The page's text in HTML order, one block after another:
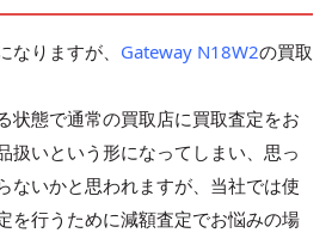
りますが、 Gateway N18W2の買取
状態で通常の買取店に買取査定をお
扱いという形になってしまい、思っ
ないかと思われますが、当社では使
を行うために減額査定でお悩みの場